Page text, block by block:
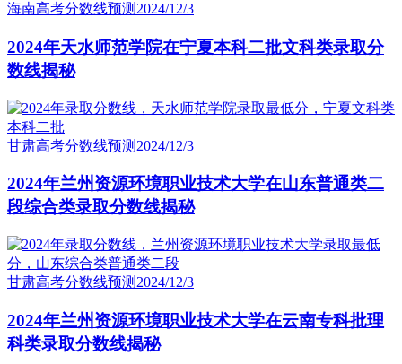
海南高考分数线预测 2024/12/3
2024年天水师范学院在宁夏本科二批文科类录取分
数线揭秘
甘肃高考分数线预测 2024/12/3
2024年兰州资源环境职业技术大学在山东普通类二
段综合类录取分数线揭秘
甘肃高考分数线预测 2024/12/3
2024年兰州资源环境职业技术大学在云南专科批理
科类录取分数线揭秘